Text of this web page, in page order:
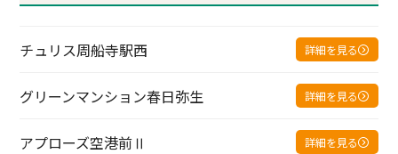
チュリス周船寺駅西 詳細を見る
グリーンマンション春日弥生 詳細を見る
アプローズ空港前Ⅱ 詳細を見る